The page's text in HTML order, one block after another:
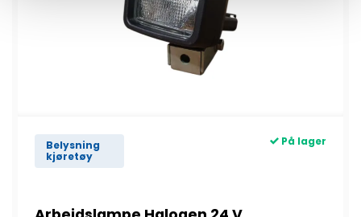
Belysning
kjøretøy
På lager